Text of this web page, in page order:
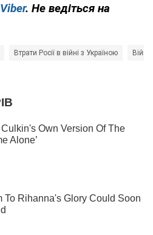
Viber. Не ведіться на
Втрати Росії в війні з Україною